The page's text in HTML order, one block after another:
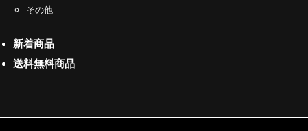
その他
新着商品
送料無料商品